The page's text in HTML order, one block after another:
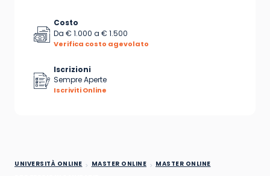
Costo
Da € 1.000 a € 1.500
Verifica costo agevolato
Iscrizioni
Sempre Aperte
Iscriviti Online
UNIVERSITÀ ONLINE MASTER ONLINE
MASTER ONLINE